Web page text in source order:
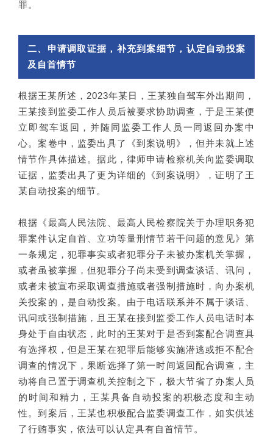
罪。
二、申请调取证据，补充到案细节，认定自动投案
及自首情节
根据王某所述，2023年某日，王某独自驾车外出期间，
王某接到监委工作人员后被要求协助调查，于是王某便
立即驾车返回，并随同监委工作人员一同返回办案中
心。案卷中，监委出具了《到案说明》，但并未就上述
情节作具体描述。据此，律师申请检察机关向监委调取
证据，监委出具了更为详细的《到案说明》，证明了王
某自动投案的细节。
根据《最高人民法院、最高人民检察院关于办理职务犯
罪案件认定自首、立功等量刑情节若干问题的意见》第
一条规定，犯罪事实或者犯罪分子未被办案机关掌握，
或者虽被掌握，但犯罪分子尚未受到调查谈话、讯问，
或者未被宣布采取调查措施或者强制措施时，向办案机
关投案的，是自动投案。由于电话联系并不属于谈话、
讯问或强制措施，且王某在接到监委工作人员电话时本
身处于自由状态，此时的王某对于是否到案配合调查具
有选择权，但是王某在犯罪后能够实施潜逃或拒不配合
调查的情况下，果断选择了第一时间返回配合调查，主
动将自己置于调查机关控制之下，极大节省了办案人员
的时间和精力，王某具备自动投案的积极态度和主动
性。到案后，王某也积极配合监委调查工作，如实供述
了行贿事实，依法可以认定具有自首情节。